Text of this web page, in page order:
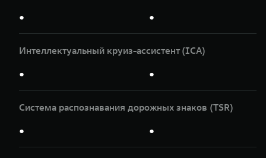
● ●
Интеллектуальный круиз-ассистент (ICA)
● ●
Система распознавания дорожных знаков (TSR)
● ●